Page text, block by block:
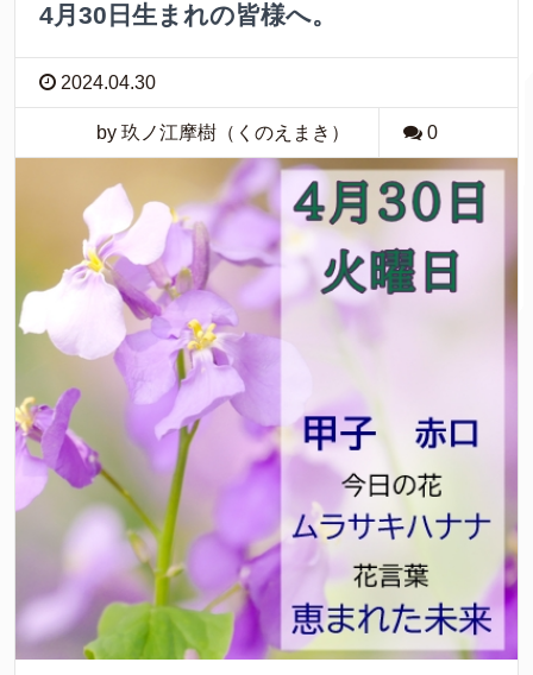
4月30日生まれの皆様へ。
2024.04.30
by 玖ノ江摩樹（くのえまき） 0